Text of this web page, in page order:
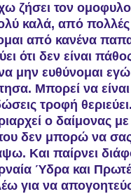
ζήσει τον
καλά, από πολλές
από κανένα
ότι δεν είναι
μην ευθύνομαι
Μπορεί να
τροφή
ο δαίμονας
δεν μπορώ να
Και παίρνει
Ύδρα και
για να